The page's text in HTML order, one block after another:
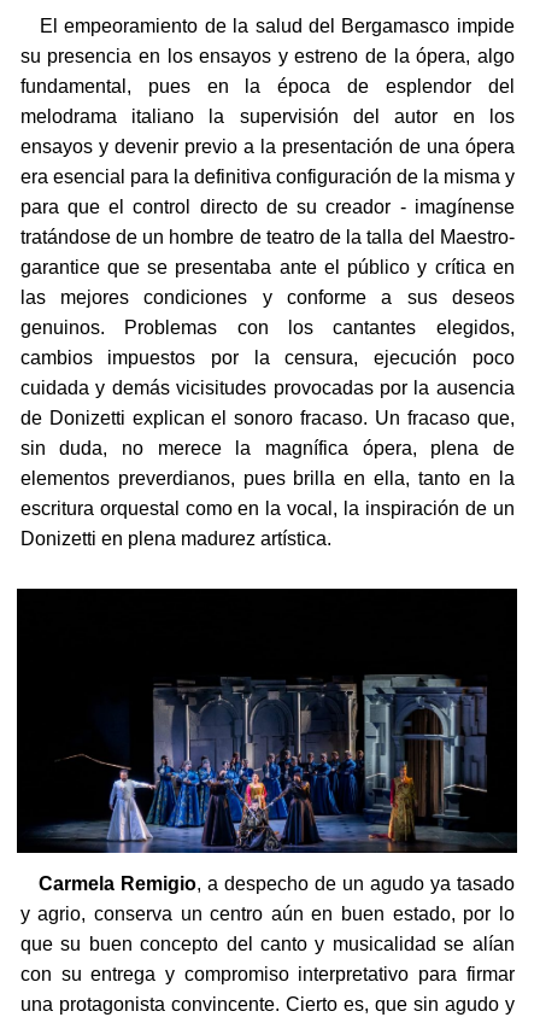
El empeoramiento de la salud del Bergamasco impide
su presencia en los ensayos y estreno de la ópera, algo
fundamental, pues en la época de esplendor del
melodrama italiano la supervisión del autor en los
ensayos y devenir previo a la presentación de una ópera
era esencial para la definitiva configuración de la misma y
para que el control directo de su creador - imagínense
tratándose de un hombre de teatro de la talla del Maestro-
garantice que se presentaba ante el público y crítica en
las mejores condiciones y conforme a sus deseos
genuinos. Problemas con los cantantes elegidos,
cambios impuestos por la censura, ejecución poco
cuidada y demás vicisitudes provocadas por la ausencia
de Donizetti explican el sonoro fracaso. Un fracaso que,
sin duda, no merece la magnífica ópera, plena de
elementos preverdianos, pues brilla en ella, tanto en la
escritura orquestal como en la vocal, la inspiración de un
Donizetti en plena madurez artística.
Carmela Remigio, a despecho de un agudo ya tasado
y agrio, conserva un centro aún en buen estado, por lo
que su buen concepto del canto y musicalidad se alían
con su entrega y compromiso interpretativo para firmar
una protagonista convincente. Cierto es, que sin agudo y